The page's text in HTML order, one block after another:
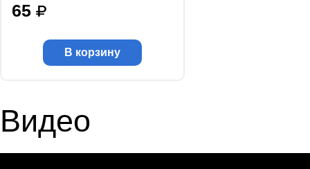
65
В корзину
Видео